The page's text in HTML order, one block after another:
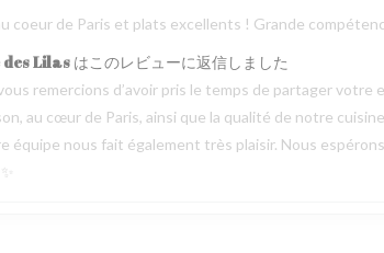
coeur de Paris et plats excellents ! Grande
Lilas はこのレビューに返信しました
remercions d’avoir pris le temps de partager votre
au cœur de Paris, ainsi que la qualité de notre
équipe nous fait également très plaisir. Nous